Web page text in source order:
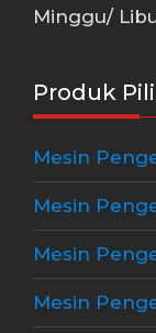
Minggu/
Produk
Mesin
Mesin
Mesin
Mesin